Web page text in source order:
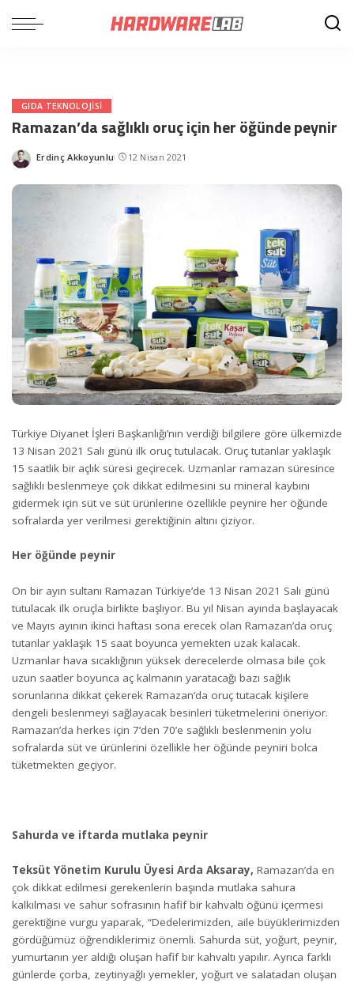
GIDA TEKNOLOJISI
Ramazan’da sağlıklı oruç için her öğünde peynir
Posted
Erdinç Akkoyunlu 12 Nisan 2021
Türkiye Diyanet İşleri Başkanlığı’nın verdiği bilgilere göre ülkemizde
13 Nisan 2021 Salı günü ilk oruç tutulacak. Oruç tutanlar yaklaşık
15 saatlik bir açlık süresi geçirecek. Uzmanlar ramazan süresince
sağlıklı beslenmeye çok dikkat edilmesini su mineral kaybını
gidermek için süt ve süt ürünlerine özellikle peynire her öğünde
sofralarda yer verilmesi gerektiğinin altını çiziyor.
Her öğünde peynir
On bir ayın sultanı Ramazan Türkiye’de 13 Nisan 2021 Salı günü
tutulacak ilk oruçla birlikte başlıyor. Bu yıl Nisan ayında başlayacak
ve Mayıs ayının ikinci haftası sona erecek olan Ramazan’da oruç
tutanlar yaklaşık 15 saat boyunca yemekten uzak kalacak.
Uzmanlar hava sıcaklığının yüksek derecelerde olmasa bile çok
uzun saatler boyunca aç kalmanın yaratacağı bazı sağlık
sorunlarına dikkat çekerek Ramazan’da oruç tutacak kişilere
dengeli beslenmeyi sağlayacak besinleri tüketmelerini öneriyor.
Ramazan’da herkes için 7’den 70’e sağlıklı beslenmenin yolu
sofralarda süt ve ürünlerini özellikle her öğünde peyniri bolca
tüketmekten geçiyor.
Sahurda ve iftarda mutlaka peynir
Teksüt Yönetim Kurulu Üyesi Arda Aksaray, Ramazan’da en
çok dikkat edilmesi gerekenlerin başında mutlaka sahura
kalkılması ve sahur sofrasının hafif bir kahvaltı öğünü içermesi
gerektiğine vurgu yaparak, “Dedelerimizden, aile büyüklerimizden
gördüğümüz öğrendiklerimiz önemli. Sahurda süt, yoğurt, peynir,
yumurtanın yer aldığı oluşan hafif bir kahvaltı yapılır. Ayrıca farklı
günlerde çorba, zeytinyağlı yemekler, yoğurt ve salatadan oluşan